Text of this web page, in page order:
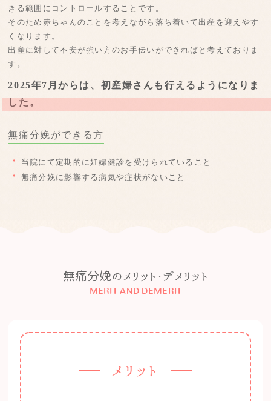
きる範囲にコントロールすることです。
そのため赤ちゃんのことを考えながら落ち着いて出産を迎えやす
くなります。
出産に対して不安が強い方のお手伝いができればと考えておりま
す。
2025年7月からは、初産婦さんも行えるようになりま
した。
無痛分娩ができる方
・ 当院にて定期的に妊婦健診を受けられていること
・ 無痛分娩に影響する病気や症状がないこと
無痛分娩のメリット・デメリット
MERIT AND DEMERIT
メリット